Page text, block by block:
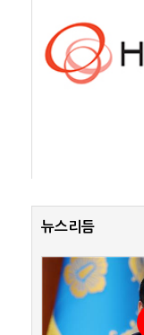
뉴스리듬